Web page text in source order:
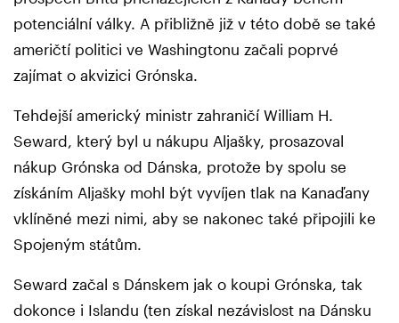
potenciální války. A přibližně již v této době se také
američtí politici ve Washingtonu začali poprvé
zajímat o akvizici Grónska.
Tehdejší americký ministr zahraničí William H.
Seward, který byl u nákupu Aljašky, prosazoval
nákup Grónska od Dánska, protože by spolu se
získáním Aljašky mohl být vyvíjen tlak na Kanaďany
vklíněné mezi nimi, aby se nakonec také připojili ke
Spojeným státům.
Seward začal s Dánskem jak o koupi Grónska, tak
dokonce i Islandu (ten získal nezávislost na Dánsku